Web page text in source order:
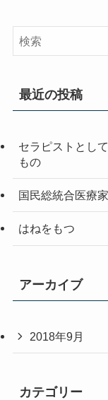
最近の投稿
セラピストとし
もの
国民総統合医療
はねをもつ
アーカイブ
2018年9月
カテゴリー